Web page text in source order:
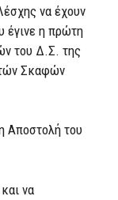
να έχουν
έγινε η πρώτη
του Δ.Σ. της
Σκαφών
Αποστολή του
να